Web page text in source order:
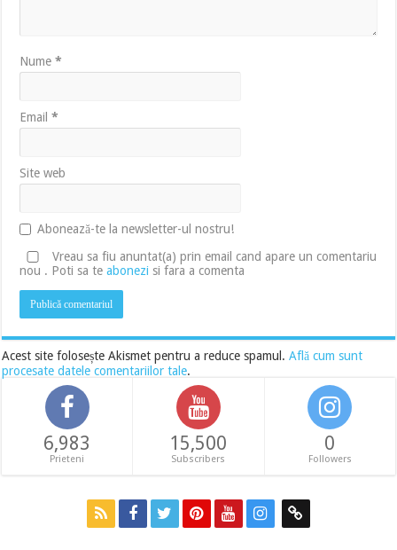
Nume*
Email*
Site web
Abonează-te la newsletter-ul nostru!
Vreau sa fiu anuntat(a) prin email cand apare un comentariu
nou . Poti sa teabonezi si fara a comenta
Acest site folosește Akismet pentru a reduce spamul.Află cum sunt
procesate datele comentariilor tale.
6,983
Prieteni
15,500
Subscribers
0
Followers